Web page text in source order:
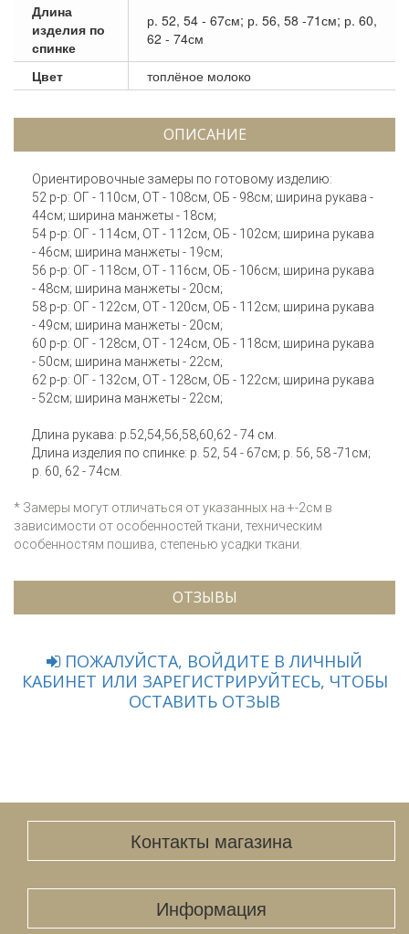
Длина
изделия по
спинке
р. 52, 54 - 67см; р. 56, 58 -71см; р. 60,
62 - 74см
Цвет топлёное молоко
ОПИСАНИЕ
Ориентировочные замеры по готовому изделию:
52 р-р: ОГ - 110см, ОТ - 108см, ОБ - 98см; ширина рукава -
44см; ширина манжеты - 18см;
54 р-р: ОГ - 114см, ОТ - 112см, ОБ - 102см; ширина рукава
- 46см; ширина манжеты - 19см;
56 р-р: ОГ - 118см, ОТ - 116см, ОБ - 106см; ширина рукава
- 48см; ширина манжеты - 20см;
58 р-р: ОГ - 122см, ОТ - 120см, ОБ - 112см; ширина рукава
- 49см; ширина манжеты - 20см;
60 р-р: ОГ - 128см, ОТ - 124см, ОБ - 118см; ширина рукава
- 50см; ширина манжеты - 22см;
62 р-р: ОГ - 132см, ОТ - 128см, ОБ - 122см; ширина рукава
- 52см; ширина манжеты - 22см;
Длина рукава: р.52,54,56,58,60,62 - 74 см.
Длина изделия по спинке: р. 52, 54 - 67см; р. 56, 58 -71см;
р. 60, 62 - 74см.
* Замеры могут отличаться от указанных на +-2см в
зависимости от особенностей ткани, техническим
особенностям пошива, степенью усадки ткани.
ОТЗЫВЫ
ПОЖАЛУЙСТА, ВОЙДИТЕ В ЛИЧНЫЙ
КАБИНЕТ ИЛИ ЗАРЕГИСТРИРУЙТЕСЬ, ЧТОБЫ
ОСТАВИТЬ ОТЗЫВ
Контакты магазина
Информация